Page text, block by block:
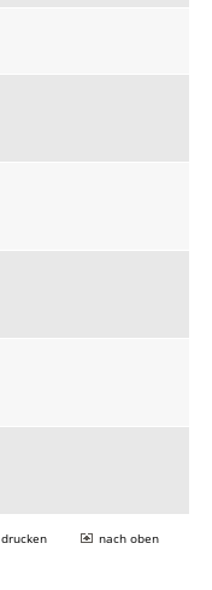
drucken nach oben